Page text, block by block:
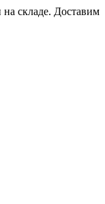
складе. Доставим